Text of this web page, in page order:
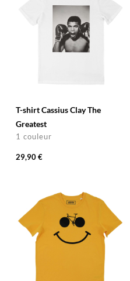
T-shirt Cassius Clay The
Greatest
1 couleur
29,90 €